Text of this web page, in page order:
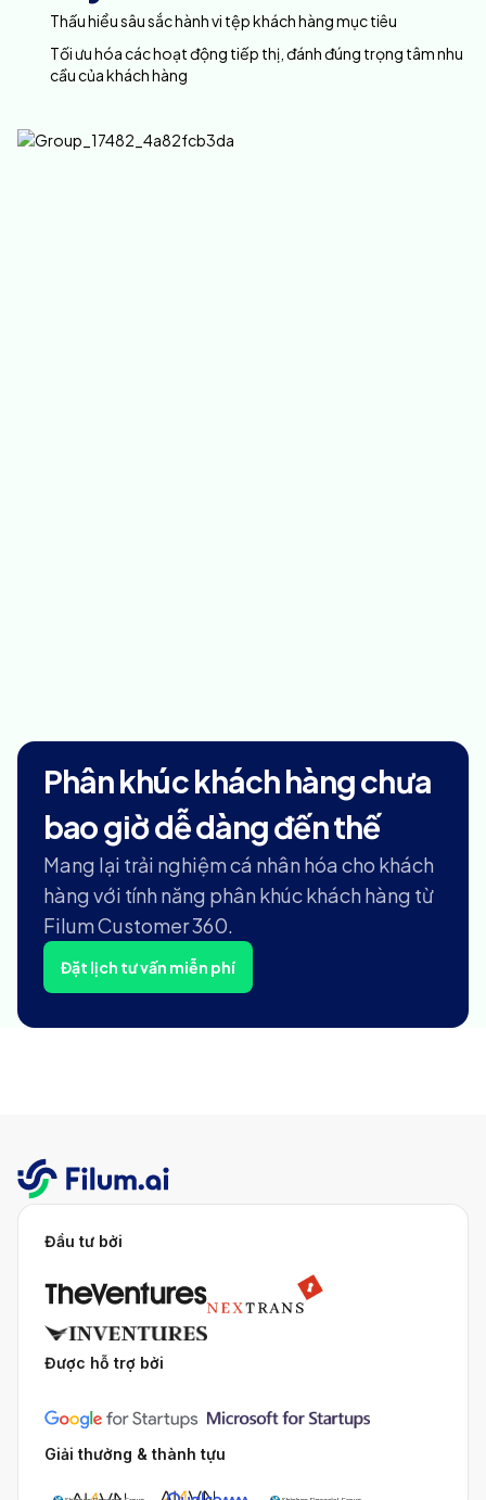
Thấu hiểu sâu sắc hành vi tệp khách hàng mục tiêu
Tối ưu hóa các hoạt động tiếp thị, đánh đúng trọng tâm nhu
cầu của khách hàng
Phân khúc khách hàng chưa
bao giờ dễ dàng đến thế
Mang lại trải nghiệm cá nhân hóa cho khách
hàng với tính năng phân khúc khách hàng từ
Filum Customer 360.
Đặt lịch tư vấn miễn phí
Đầu tư bởi
Được hỗ trợ bởi
Giải thưởng & thành tựu